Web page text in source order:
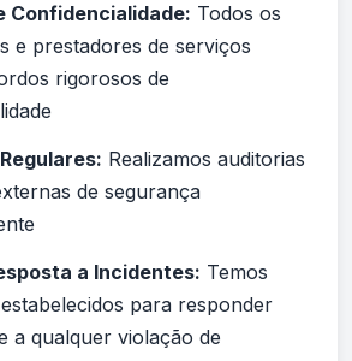
Confidencialidade: Todos os
e prestadores de serviços
rigorosos de
Realizamos auditorias
de segurança
a Incidentes: Temos
para responder
a qualquer violação de